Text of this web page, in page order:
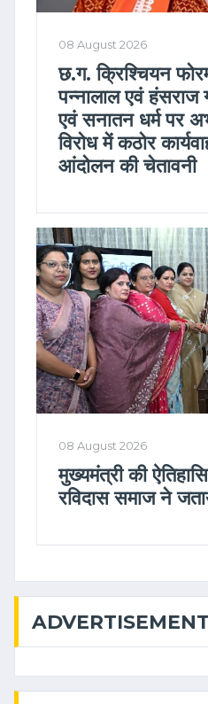
08 August 2026
छ.ग. क्रिश्चियन
पन्नालाल एवं हंसराज
एवं सनातन धर्म पर
विरोध में कठोर
आंदोलन की चेतावनी
08 August 2026
मुख्यमंत्री की
रविदास समाज ने
ADVERTISEMENT